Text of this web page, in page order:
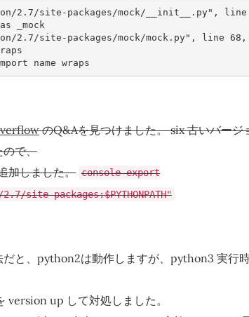
2.7/site-packages/mock/__init__.py",
as _mock
2.7/site-packages/mock/mock.py", line
name wraps
のQ&Aを見つけました。six 古いバージ
ので、
加しました。 console export
site-packages:$PYTHONPATH"
だと、python2は動作しますが、python3 実行
version up して対処しました。